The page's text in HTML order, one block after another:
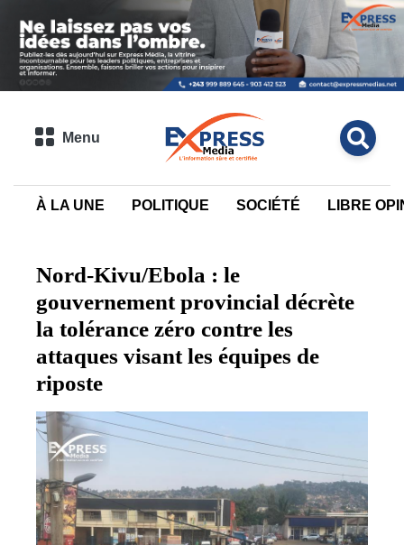
Menu
À LA UNE POLITIQUE SOCIÉTÉ LIBRE
Nord-Kivu/Ebola : le
gouvernement provincial décrète
la tolérance zéro contre les
attaques visant les équipes de
riposte